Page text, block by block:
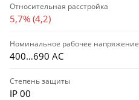
Относительная расстройка
5,7% (4,2)
Номинальное рабочее напряжение
400…690 АС
Степень защиты
IP 00